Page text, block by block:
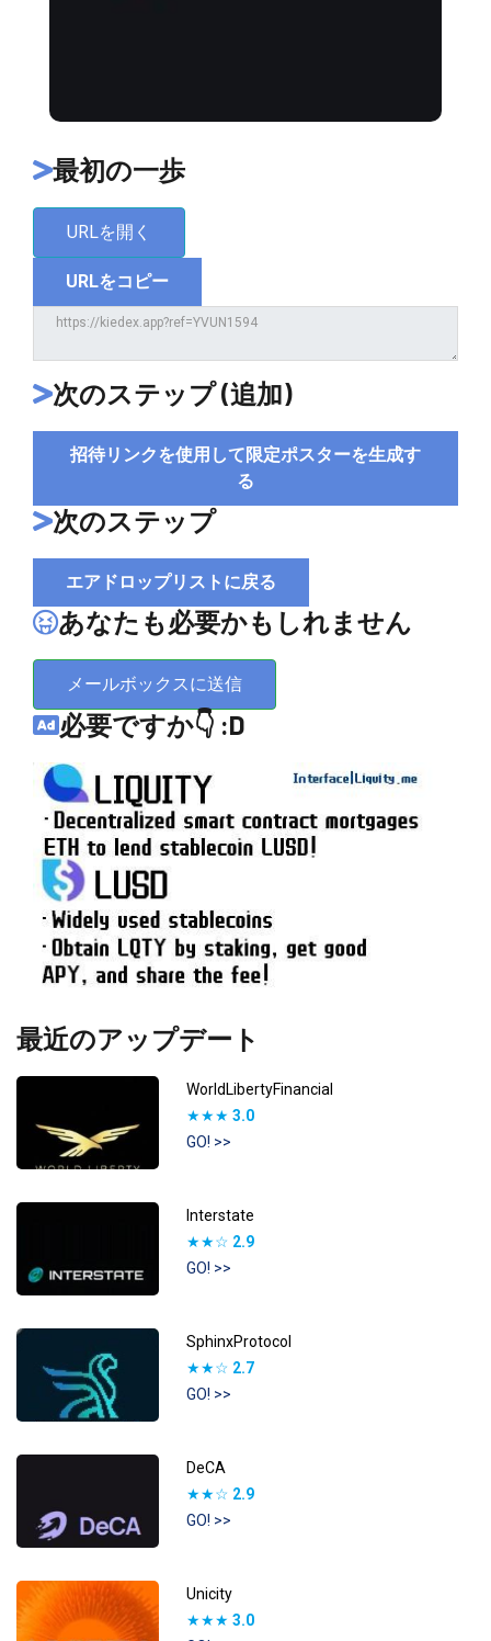
最初の一歩
URLを開く
URLをコピー
次のステップ (追加)
招待リンクを使用して限定ポスターを生成す
る
次のステップ
エアドロップリストに戻る
あなたも必要かもしれません
メールボックスに送信
必要ですか👇 :D
最近のアップデート
WorldLibertyFinancial
★★★ 3.0
GO! >>
Interstate
★★☆ 2.9
GO! >>
SphinxProtocol
★★☆ 2.7
GO! >>
DeCA
★★☆ 2.9
GO! >>
Unicity
★★★ 3.0